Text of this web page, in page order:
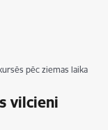
pēc ziemas laika
vilcieni